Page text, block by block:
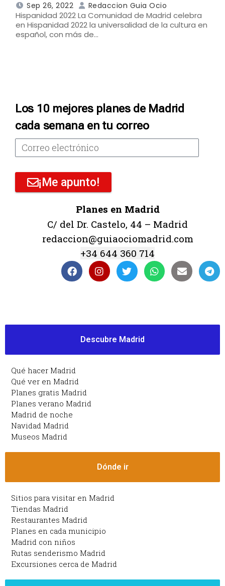
Sep 26, 2022 Redaccion Guia Ocio
Hispanidad 2022 La Comunidad de Madrid celebra
en Hispanidad 2022 la universalidad de la cultura en
español, con más de…
Los 10 mejores planes de Madrid
cada semana en tu correo
¡Me apunto!
Planes en Madrid
C/ del Dr. Castelo, 44 – Madrid
redaccion@guiaociomadrid.com
+34 644 360 714
Descubre Madrid
Qué hacer Madrid
Qué ver en Madrid
Planes gratis Madrid
Planes verano Madrid
Madrid de noche
Navidad Madrid
Museos Madrid
Dónde ir
Sitios para visitar en Madrid
Tiendas Madrid
Restaurantes Madrid
Planes en cada municipio
Madrid con niños
Rutas senderismo Madrid
Excursiones cerca de Madrid